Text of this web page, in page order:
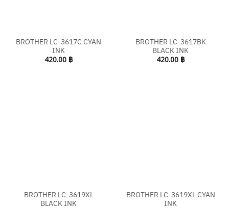
BROTHER LC-3617C CYAN
INK
420.00 ฿
BROTHER LC-3617BK
BLACK INK
420.00 ฿
BROTHER LC-3619XL
BLACK INK
BROTHER LC-3619XL CYAN
INK